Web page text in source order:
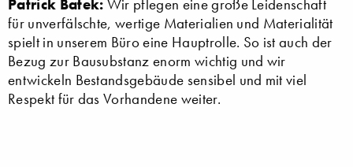
Wir pflegen eine große Leidenschaft
für unverfälschte, wertige Materialien und Materialität
spielt in unserem Büro eine Hauptrolle. So ist auch der
Bezug zur Bausubstanz enorm wichtig und wir
entwickeln Bestandsgebäude sensibel und mit viel
Respekt für das Vorhandene weiter.